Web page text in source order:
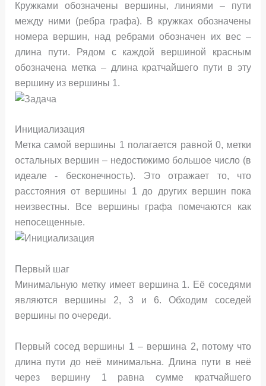
Кружками обозначены вершины, линиями – пути
между ними (ребра графа). В кружках обозначены
номера вершин, над ребрами обозначен их вес –
длина пути. Рядом с каждой вершиной красным
обозначена метка – длина кратчайшего пути в эту
вершину из вершины 1.
Инициализация
Метка самой вершины 1 полагается равной 0, метки
остальных вершин – недостижимо большое число (в
идеале - бесконечность). Это отражает то, что
расстояния от вершины 1 до других вершин пока
неизвестны. Все вершины графа помечаются как
непосещенные.
Первый шаг
Минимальную метку имеет вершина 1. Её соседями
являются вершины 2, 3 и 6. Обходим соседей
вершины по очереди.
Первый сосед вершины 1 – вершина 2, потому что
длина пути до неё минимальна. Длина пути в неё
через вершину 1 равна сумме кратчайшего